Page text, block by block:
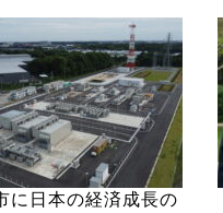
に日本の経済成長の